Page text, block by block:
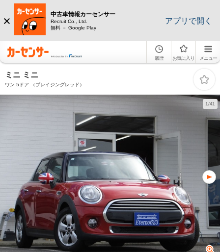
中古車情報カーセンサー
Recruit Co., Ltd.
無料 － Google Play
アプリで開く
履歴 お気に入り メニュー
ミニ ミニ
ワン 5ドア （ブレイジングレッド）
1/41